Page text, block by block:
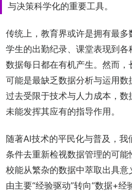
与决策科学化的重要工具。
传统上，教育界或许是拥有最多
学生的出勤纪录、课堂表现到各
数据每日都在有机产生。然而
可能是最缺乏数据分析与运用数
过去受限于技术与人力成本，数
未能发挥其应有的指导作用。
随著AI技术的平民化与普及，我
条件去重新检视数据管理的可能
校能从繁杂的数据中萃取出具
由主要“经验驱动”转向“数据+经